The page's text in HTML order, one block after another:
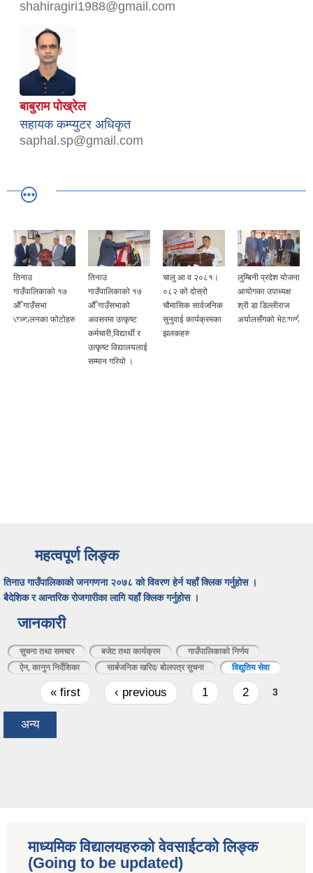
shahiragiri1988@gmail.com
बाबुराम पोख्रेल
सहायक कम्प्युटर अधिकृत
saphal.sp@gmail.com
तिनाउ
गाउँपालिकाको १७
औँ गाउँसभा
सञ्चालनका फोटोहरु
तिनाउ
गाउँपालिकाको १७
औँ गाउँसभाको
अवसरमा उत्कृष्ट
कर्मचारी,विद्यार्थी र
उत्कृष्ट विद्यालयलाई
सम्मान गरियो ।
चालु आ व २०८१।
०८२ को दोस्रो
चौमासिक सार्वजनिक
सुनुवाई कार्यक्रमका
झलकहरु
लुम्बिनी प्रदेश योजना
आयोगका उपाध्यक्ष
श्री डा डिल्लीराज
अर्यालसँगको भेटवार्ता
महत्वपूर्ण लिङ्क
तिनाउ गाउँपालिकाको जनगणना २०७८ को विवरण हेर्न यहाँ क्लिक गर्नुहोस ।
बैदेशिक र आन्तरिक रोजगारीका लागि यहाँ क्लिक गर्नुहोस ।
जानकारी
सुचना तथा समचार बजेट तथा कार्यक्रम
गाउँपालिकाको निर्णय
ऐन, कानुन निर्देशिका
सार्बजनिक खरिद/ बाेलपत्र सुचना विद्युतिय सेवा(active tab)
Pages« first ‹ previous 1 2 3
अन्य
माध्यमिक विद्यालयहरुकाे वेवसाईटको लिङ्क
(Going to be updated)